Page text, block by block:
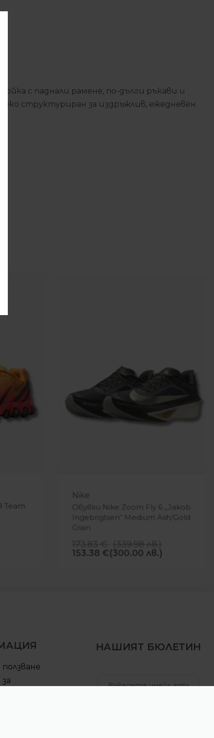
с паднали рамене, по-дълги ръкави и
структуриран за издръжлив, ежедневен
Team
Nike
Обувки Nike Zoom Fly 6 „Jakob
Ingebrigtsen“ Medium Ash/Gold
Grain
173.83 € ( 339.98 лв. )
153.38 €(300.00 лв.)
ползване
НАШИЯТ БЮЛЕТИН
Facebook